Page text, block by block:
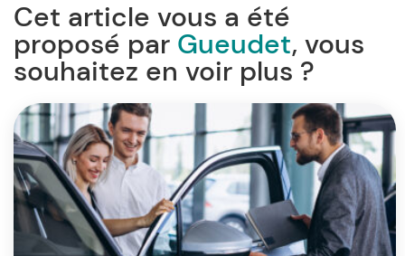
Cet article vous a été
proposé par Gueudet, vous
souhaitez en voir plus ?